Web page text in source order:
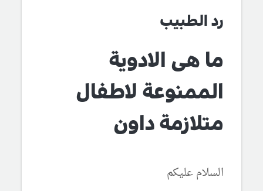
رد الطبيب
ما هى الادوية
الممنوعة لاطفال
متلازمة داون
السلام عليكم